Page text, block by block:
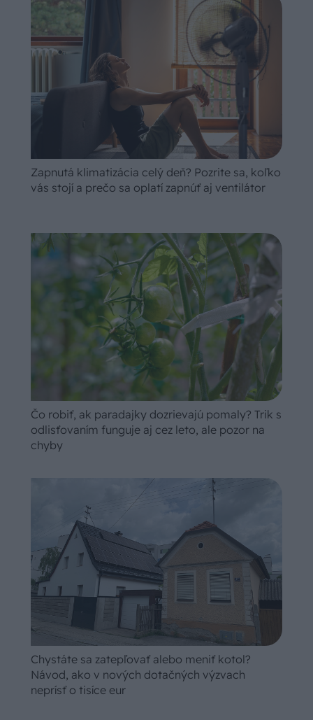
Zapnutá klimatizácia celý deň? Pozrite sa, koľko
vás stojí a prečo sa oplatí zapnúť aj ventilátor
Čo robiť, ak paradajky dozrievajú pomaly? Trik s
odlisťovaním funguje aj cez leto, ale pozor na
chyby
Chystáte sa zatepľovať alebo meniť kotol?
Návod, ako v nových dotačných výzvach
neprísť o tisíce eur